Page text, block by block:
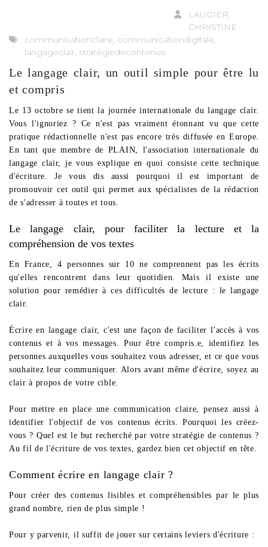
LAUGIER
CHRISTINE
communicationclaire, communicationdigitale,
langageclair, stratégiedecontenus
Le langage clair, un outil simple pour être lu
et compris
Le 13 octobre se tient la journée internationale du langage clair.
Vous l'ignoriez ? Ce n'est pas vraiment étonnant vu que cette
pratique rédactionnelle n'est pas encore très diffusée en Europe.
En tant que membre de PLAIN, l'association internationale du
langage clair, je vous explique en quoi consiste cette technique
d'écriture. Je vous dis aussi pourquoi il est important de
promouvoir cet outil qui permet aux spécialistes de la rédaction
de s'adresser à toutes et tous.
Le langage clair, pour faciliter la lecture et la
compréhension de vos textes
En France, 4 personnes sur 10 ne comprennent pas les écrits
qu'elles rencontrent dans leur quotidien. Mais il existe une
solution pour remédier à ces difficultés de lecture : le langage
clair.
Écrire en langage clair, c'est une façon de faciliter l'accès à vos
contenus et à vos messages. Pour être compris.e, identifiez les
personnes auxquelles vous souhaitez vous adresser, et ce que vous
souhaitez leur communiquer. Alors avant même d'écrire, soyez au
clair à propos de votre cible.
Pour mettre en place une communication claire, pensez aussi à
identifier l'objectif de vos contenus écrits. Pourquoi les créez-
vous ? Quel est le but recherché par votre stratégie de contenus ?
Au fil de l'écriture de vos textes, gardez bien cet objectif en tête.
Comment écrire en langage clair ?
Pour créer des contenus lisibles et compréhensibles par le plus
grand nombre, rien de plus simple !
Pour y parvenir, il suffit de jouer sur certains leviers d'écriture :